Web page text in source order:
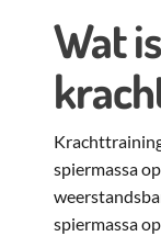
Wat is
spiermassa
spiermassa